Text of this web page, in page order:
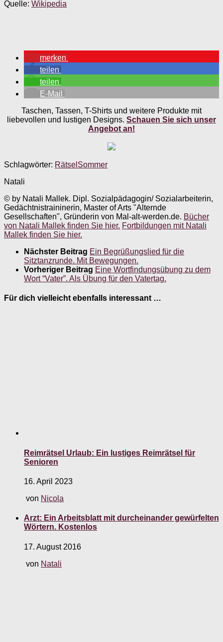
Quelle: Wikipedia
merken
teilen
teilen
E-Mail
Taschen, Tassen, T-Shirts und weitere Produkte mit
liebevollen und lustigen Designs. Schauen Sie sich unser
Angebot an!
Schlagwörter: Rätsel Sommer
Natali
© by Natali Mallek. Dipl. Sozialpädagogin/ Sozialarbeiterin,
Gedächtnistraininerin, Master of Arts "Alternde
Gesellschaften", Gründerin von Mal-alt-werden.de. Bücher
von Natali Mallek finden Sie hier. Fortbildungen mit Natali
Mallek finden Sie hier.
Nächster Beitrag Ein Begrüßungslied für die
Sitztanzrunde. Mit Bewegungen.
Vorheriger Beitrag Eine Wortfindungsübung zu dem
Wort “Vater”. Als Übung für den Vatertag.
Für dich vielleicht ebenfalls interessant …
Reimrätsel Urlaub: Ein lustiges Reimrätsel für
Senioren
16. April 2023
von Nicola
Arzt: Ein Arbeitsblatt mit durcheinander gewürfelten
Wörtern. Kostenlos
17. August 2016
von Natali